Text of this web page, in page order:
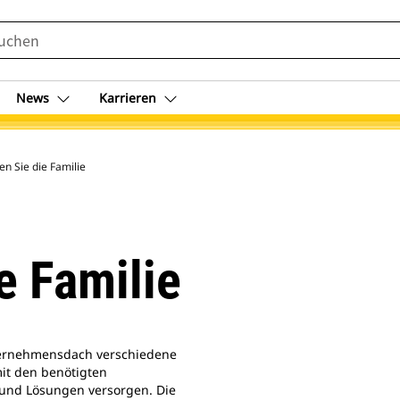
News Karrieren
Sie die Familie
Familie
verschiedene
den benötigten
Lösungen versorgen. Die